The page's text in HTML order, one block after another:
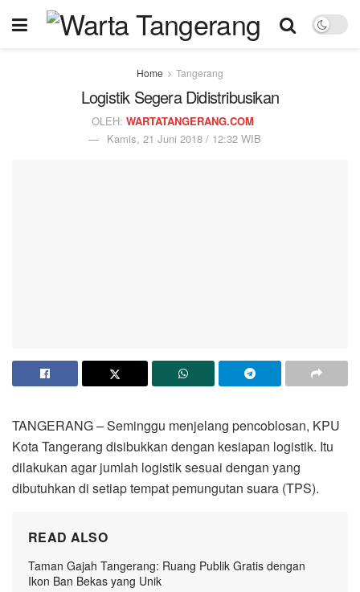
Home Tangerang
Logistik Segera Didistribusikan
OLEH: WARTATANGERANG.COM
Kamis, 21 Juni 2018 / 12:32 WIB
TANGERANG – Seminggu menjelang pencoblosan, KPU
Kota Tangerang disibukkan dengan kesiapan logistik. Itu
dilakukan agar jumlah logistik sesuai dengan yang
dibutuhkan di setiap tempat pemungutan suara (TPS).
READ ALSO
Taman Gajah Tangerang: Ruang Publik Gratis dengan
Ikon Ban Bekas yang Unik